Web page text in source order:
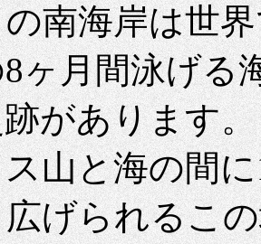
南海岸は世界
ヶ月間泳げる
があります。
山と海の間に
げられるこ